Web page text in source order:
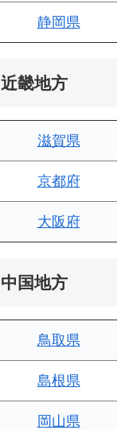
静岡県
近畿地方
滋賀県
京都府
大阪府
中国地方
鳥取県
島根県
岡山県